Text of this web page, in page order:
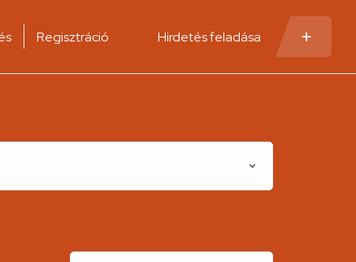
Regisztráció Hirdetés feladása